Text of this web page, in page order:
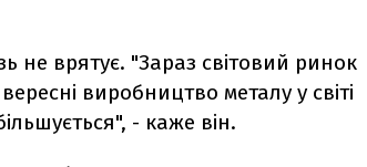
не врятує. "Зараз світовий ринок
виробництво металу у світі
- каже він.